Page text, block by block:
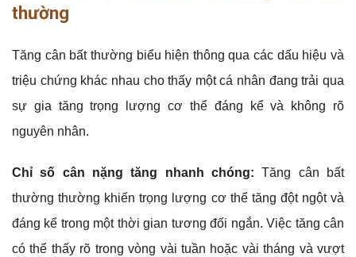
thường
Tăng cân bất thường biểu hiện thông qua các dấu hiệu và
triệu chứng khác nhau cho thấy một cá nhân đang trải qua
sự gia tăng trọng lượng cơ thể đáng kể và không rõ
nguyên nhân.
Chỉ số cân nặng tăng nhanh chóng: Tăng cân bất
thường thường khiến trọng lượng cơ thể tăng đột ngột và
đáng kể trong một thời gian tương đối ngắn. Việc tăng cân
có thể thấy rõ trong vòng vài tuần hoặc vài tháng và vượt